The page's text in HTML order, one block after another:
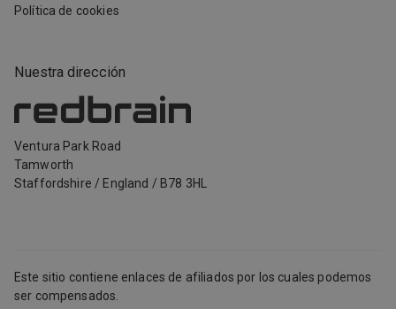
Nuestra dirección
Ventura Park Road
Tamworth
Staffordshire / England / B78 3HL
Política de cookies
Este sitio contiene enlaces de afiliados por los cuales podemos
ser compensados.